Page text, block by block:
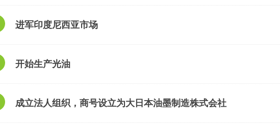
进军印度尼西亚市场
开始生产光油
成立法人组织，商号设立为大日本油墨制造株式会社